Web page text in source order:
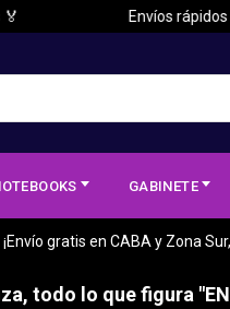
Envíos rápidos y
GABINETE
¡Envío gratis en CABA y Zona
todo lo que figura